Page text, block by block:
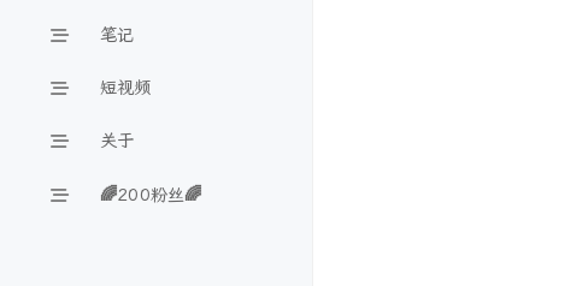
笔记
短视频
关于
🌈200粉丝🌈